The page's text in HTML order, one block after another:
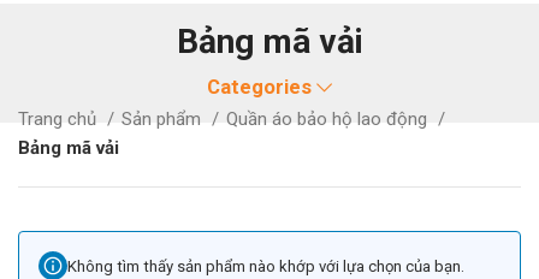
Bảng mã vải
Categories
Trang chủ Sản phẩm
Quần áo bảo hộ lao động
Bảng mã vải
Không tìm thấy sản phẩm nào khớp với lựa chọn của bạn.